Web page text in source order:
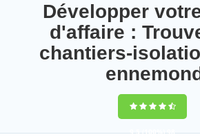
Développer
d'affaire :
chantiers-
9,5(100%)98